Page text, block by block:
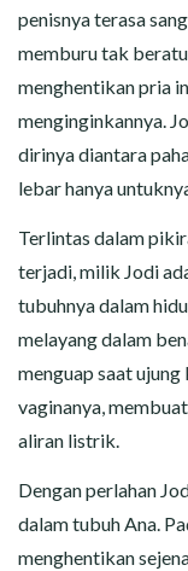
penisnya terasa
memburu tak
menghentikan pria
menginginkannya.
dirinya diantara
lebar hanya
Terlintas dalam
terjadi, milik Jodi
tubuhnya dalam
melayang dalam
menguap saat
vaginanya,
aliran listrik.
Dengan perlahan
dalam tubuh Ana.
menghentikan